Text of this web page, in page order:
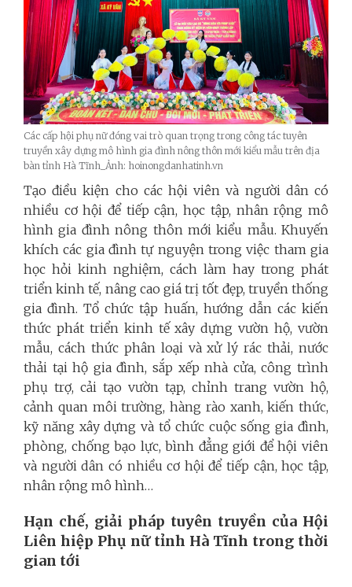
Các cấp hội phụ nữ đóng vai trò quan trọng trong công tác tuyên
truyền xây dựng mô hình gia đình nông thôn mới kiểu mẫu trên địa
bàn tỉnh Hà Tĩnh_Ảnh: hoinongdanhatinh.vn
Tạo điều kiện cho các hội viên và người dân có
nhiều cơ hội để tiếp cận, học tập, nhân rộng mô
hình gia đình nông thôn mới kiểu mẫu. Khuyến
khích các gia đình tự nguyện trong việc tham gia
học hỏi kinh nghiệm, cách làm hay trong phát
triển kinh tế, nâng cao giá trị tốt đẹp, truyền thống
gia đình. Tổ chức tập huấn, hướng dẫn các kiến
thức phát triển kinh tế xây dựng vườn hộ, vườn
mẫu, cách thức phân loại và xử lý rác thải, nước
thải tại hộ gia đình, sắp xếp nhà cửa, công trình
phụ trợ, cải tạo vườn tạp, chỉnh trang vườn hộ,
cảnh quan môi trường, hàng rào xanh, kiến thức,
kỹ năng xây dựng và tổ chức cuộc sống gia đình,
phòng, chống bạo lực, bình đẳng giới để hội viên
và người dân có nhiều cơ hội để tiếp cận, học tập,
nhân rộng mô hình…
Hạn chế, giải pháp tuyên truyền của Hội
Liên hiệp Phụ nữ tỉnh Hà Tĩnh trong thời
gian tới